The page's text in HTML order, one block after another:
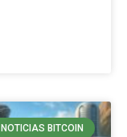
NOTICIAS BITCOIN